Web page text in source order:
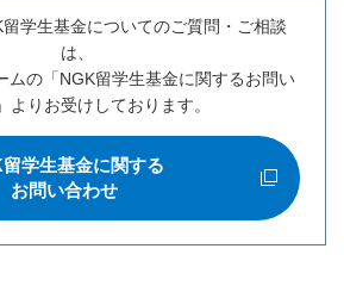
学生基金についてのご質問・ご相談
は、
ムの「NGK留学生基金に関するお問い
よりお受けしております。
学生基金に関する
お問い合わせ新規ウィンドウを開きます